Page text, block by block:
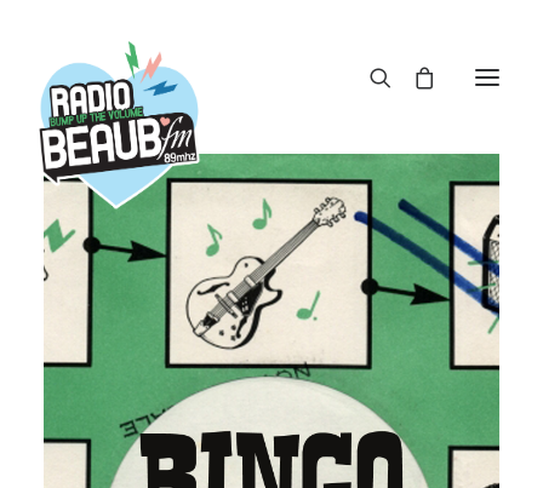
ACTUS
REPLAY
ÉMISSIONS
BOUTIQUE